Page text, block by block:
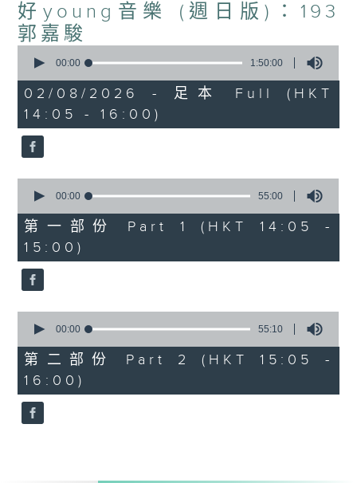
好young音樂 (週日版)：193
郭嘉駿
seconds
1
hour,
50
minutes,
0
seconds
00:00 1:50:00
02/08/2026 - 足本 Full (HKT
14:05 - 16:00)
seconds
55
minutes,
0
seconds
00:00 55:00
第一部份 Part 1 (HKT 14:05 -
15:00)
seconds
55
minutes,
10
seconds
00:00 55:10
第二部份 Part 2 (HKT 15:05 -
16:00)